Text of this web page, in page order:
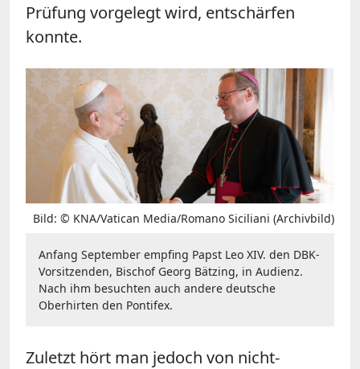
Prüfung vorgelegt wird, entschärfen
konnte.
Bild: © KNA/Vatican Media/Romano Siciliani (Archivbild)
Anfang September empfing Papst Leo XIV. den DBK-
Vorsitzenden, Bischof Georg Bätzing, in Audienz.
Nach ihm besuchten auch andere deutsche
Oberhirten den Pontifex.
Zuletzt hört man jedoch von nicht-